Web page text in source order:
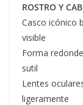
ROSTRO Y
Casco icónico
visible
Forma
sutil
Lentes
ligeramente